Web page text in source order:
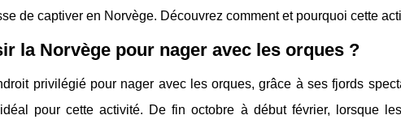
de captiver en Norvège. Découvrez comment et pourquoi cette
la Norvège pour nager avec les orques ?
privilégié pour nager avec les orques, grâce à ses fjords
pour cette activité. De fin octobre à début février, lorsque